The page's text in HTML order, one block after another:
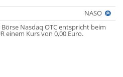
NASO
Nasdaq OTC entspricht beim
einem Kurs von 0,00 Euro.